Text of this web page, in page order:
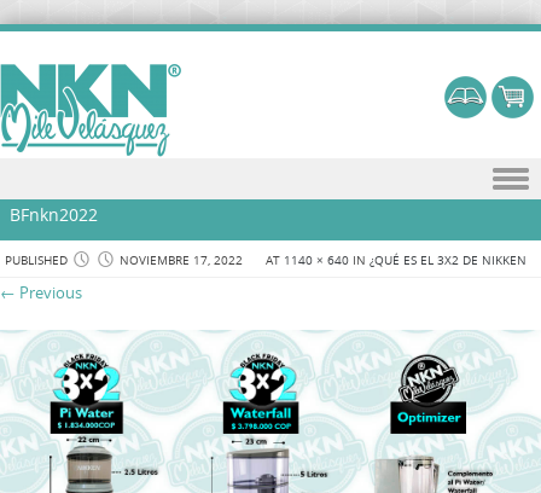
Skip to content
BFnkn2022
PUBLISHED NOVIEMBRE 17, 2022 AT 1140 × 640 IN ¿QUÉ ES EL 3X2 DE NIKKEN
← Previous